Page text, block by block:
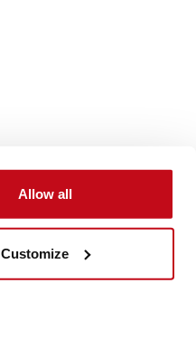
Allow all
Customize